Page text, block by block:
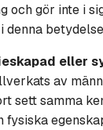
och gör inte i
denna
eller
av
sett samma
fysiska